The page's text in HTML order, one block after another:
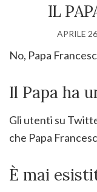
IL
APRILE
No, Papa
Il Papa ha
Gli utenti su
che Papa
È mai